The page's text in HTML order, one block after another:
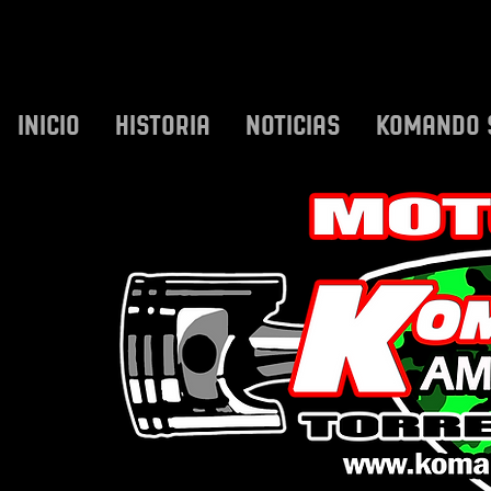
INICIO HISTORIA NOTICIAS KOMANDO